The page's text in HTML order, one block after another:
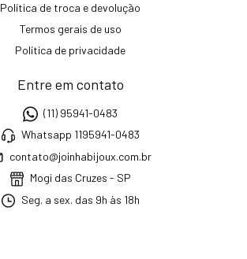
Política de troca e devolução
Termos gerais de uso
Política de privacidade
Entre em contato
(11) 95941-0483
Whatsapp 1195941-0483
contato@joinhabijoux.com.br
Mogi das Cruzes - SP
Seg. a sex. das 9h às 18h